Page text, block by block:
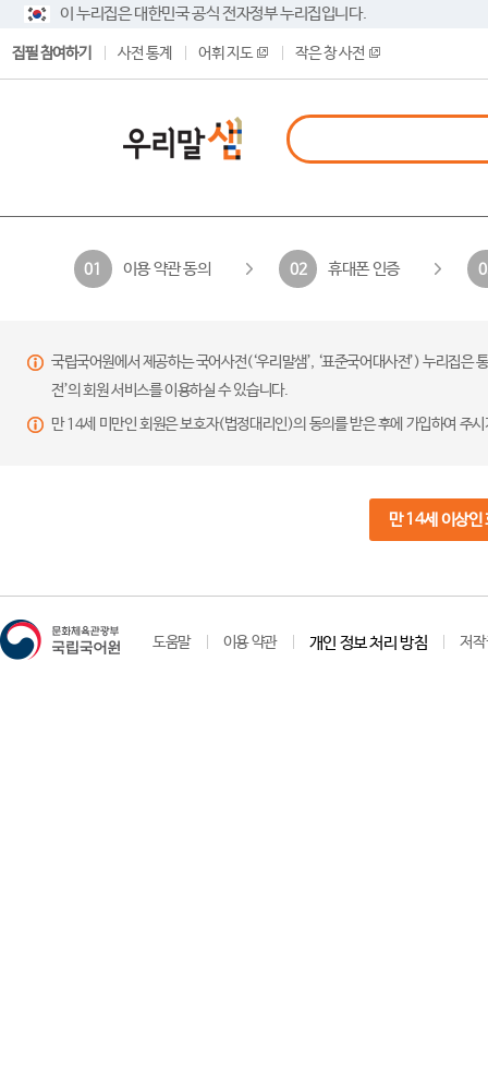
이 누리집은 대한민국 공식 전자정부 누리집입니다.
집필 참여하기 사전 통계 어휘 지도 작은 창 사전
01 이용 약관 동의 02 휴대폰 인증
국립국어원에서 제공하는 국어사전(‘우리말샘’, ‘표준국어대사전’) 누리집
전’의 회원 서비스를 이용하실 수 있습니다.
만 14세 미만인 회원은 보호자(법정대리인)의 동의를 받은 후에 가입하여 주
만 14세 이상인
도움말 이용 약관 개인 정보 처리 방침 저